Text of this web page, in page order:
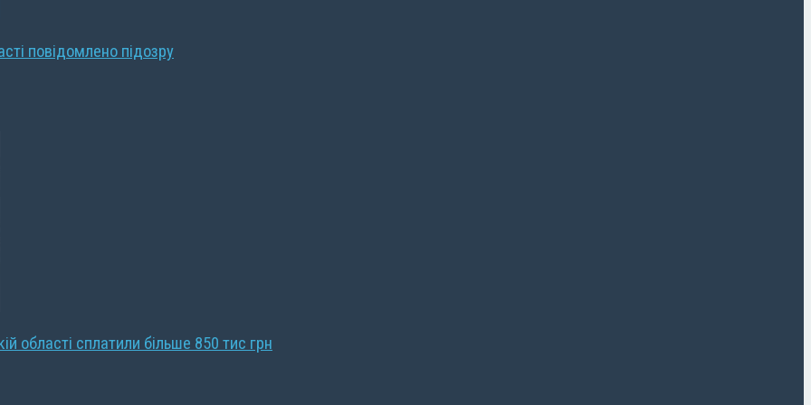
повідомлено підозру
області сплатили більше 850 тис грн